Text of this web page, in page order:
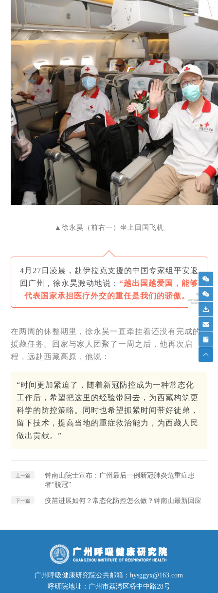
▲ 徐永昊（前右一）坐上回国飞机
4月27日凌晨，赴伊拉克支援的中国专家组平安返
回广州，徐永昊激动地说： “越出国越爱国，能够
代表国家承担医疗外交的重任是我们的骄傲。”
在两周的休整期里，徐永昊一直牵挂着还没有完成的
援藏任务。回家与家人团聚了一周之后，他再次启
程，远赴西藏高原，他说：
“时间更加紧迫了，随着新冠防控成为一种常态化
工作后，希望把这里的经验带回去，为西藏构筑更
科学的防控策略。同时也希望抓紧时间带好徒弟，
留下技术，提高当地的重症救治能力，为西藏人民
做出贡献。”
上一篇
钟南山院士宣布：广州最后一例新冠肺炎危重症患
者“脱冠”
下一篇 疫苗进展如何？常态化防控怎么做？钟南山最新回应
广州呼吸健康研究院公共邮箱：hysggyx@163.com
呼研院地址：广州市荔湾区桥中中路28号